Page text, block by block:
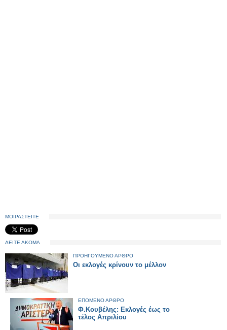
ΜΟΙΡΑΣΤΕΙΤΕ
ΔΕΙΤΕ ΑΚΟΜΑ
ΠΡΟΗΓΟΥΜΕΝΟ ΑΡΘΡΟ
Οι εκλογές κρίνουν το μέλλον
ΕΠΟΜΕΝΟ ΑΡΘΡΟ
Φ.Κουβέλης: Εκλογές έως το
τέλος Απριλίου